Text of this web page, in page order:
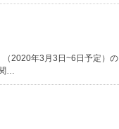
（2020年3月3日~6日予定）の
…